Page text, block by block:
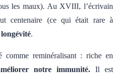
les maux). Au XVIII, l’écrivain
centenaire (ce qui était rare à
longévité.
comme reminéralisant : riche en
notre immunité.Il est